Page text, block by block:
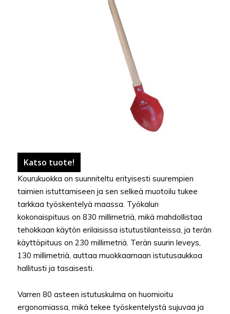
Katso tuote!
Kourukuokka on suunniteltu erityisesti suurempien
taimien istuttamiseen ja sen selkeä muotoilu tukee
tarkkaa työskentelyä maassa. Työkalun
kokonaispituus on 830 millimetriä, mikä mahdollistaa
tehokkaan käytön erilaisissa istutustilanteissa, ja terän
käyttöpituus on 230 millimetriä. Terän suurin leveys,
130 millimetriä, auttaa muokkaamaan istutusaukkoa
hallitusti ja tasaisesti.
Varren 80 asteen istutuskulma on huomioitu
ergonomiassa, mikä tekee työskentelystä sujuvaa ja